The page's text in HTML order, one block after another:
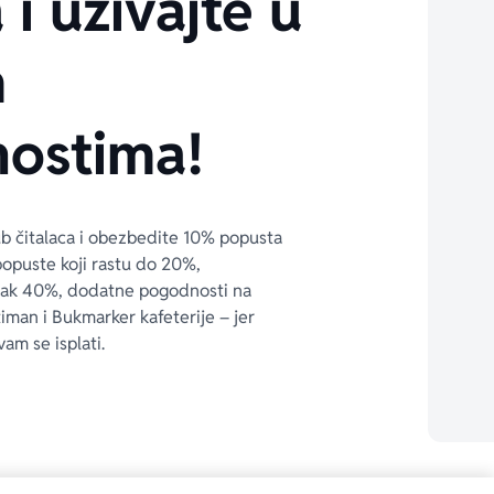
čitalaca i obezbedite 10% popusta
koji rastu do 20%,
40%, dodatne pogodnosti na
i Bukmarker kafeterije – jer
se isplati.